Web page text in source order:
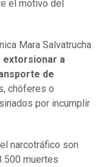
el motivo del
Mara Salvatrucha
extorsionar a
de
chóferes o
por incumplir
narcotráfico son
muertes